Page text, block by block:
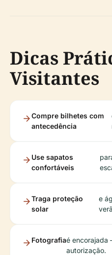
Dicas
Visitantes
Compre bilhetes com
antecedência
Use sapatos
confortáveis
Traga proteção
solar
e
Fotografiaé encorajada
autorização.